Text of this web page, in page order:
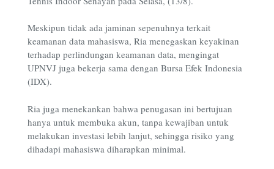
Meskipun tidak ada jaminan sepenuhnya terkait
keamanan data mahasiswa, Ria menegaskan keyakinan
terhadap perlindungan keamanan data, mengingat
UPNVJ juga bekerja sama dengan Bursa Efek Indonesia
(IDX).
Ria juga menekankan bahwa penugasan ini bertujuan
hanya untuk membuka akun, tanpa kewajiban untuk
melakukan investasi lebih lanjut, sehingga risiko yang
dihadapi mahasiswa diharapkan minimal.